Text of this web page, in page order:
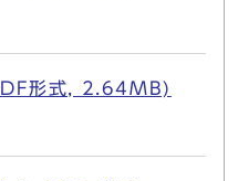
形式, 2.64MB)